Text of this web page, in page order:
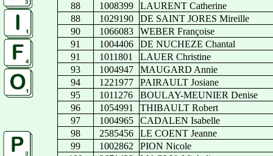
88
1008399
LAURENT Catherine
88
1029190
DE SAINT JORES Mireille
90
1066083
WEBER Françoise
91
1004406
DE NUCHEZE Chantal
91
1011801
LAUER Christine
93
1004947
MAUGARD Annie
94
1221977
PAIRAULT Josiane
95
1011276
BOULAY-MEUNIER Denise
96
1054991
THIBAULT Robert
97
1004965
CADALEN Isabelle
98
2585456
LE COENT Jeanne
99
1002862
PION Nicole